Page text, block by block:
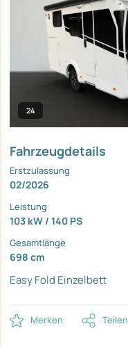
24
Fahrzeugdetails
Erstzulassung
02/2026
Leistung
103 kW / 140 PS
Gesamtlänge
698 cm
Easy Fold Einzelbett
Merken Teilen